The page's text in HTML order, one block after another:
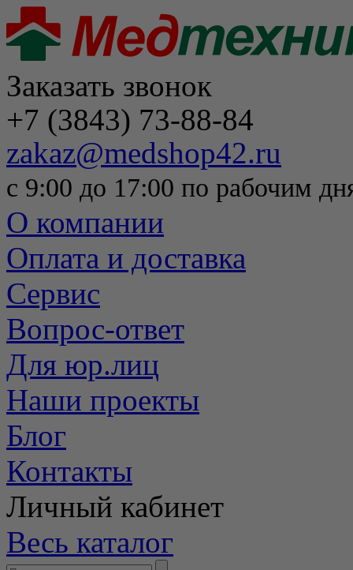
Заказать звонок
+7 (3843) 73-88-84
zakaz@medshop42.ru
с 9:00 до 17:00 по рабочим
О компании
Оплата и доставка
Сервис
Вопрос-ответ
Для юр.лиц
Наши проекты
Блог
Контакты
Личный кабинет
Весь каталог